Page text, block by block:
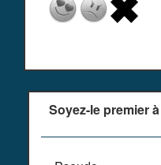
Soyez-le premier